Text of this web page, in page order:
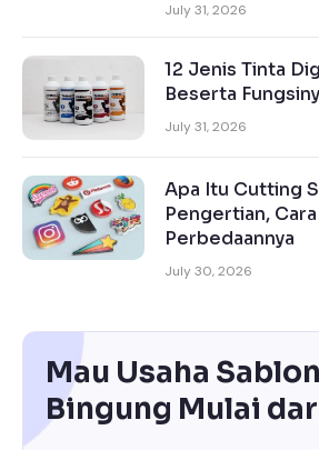
July 31, 2026
12 Jenis Tinta
Beserta
July 31, 2026
Apa Itu Cutting
Pengertian,
Perbedaannya
July 30, 2026
Mau Usaha
Bingung Mulai